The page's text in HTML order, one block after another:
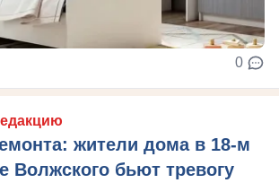
0
жители дома в 18‑м
Волжского бьют тревогу